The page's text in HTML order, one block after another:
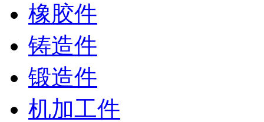
橡胶件
铸造件
锻造件
机加工件